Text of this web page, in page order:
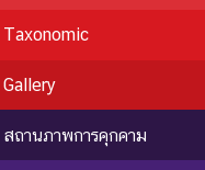
EX : Extinct
EW :
สูญพั
Taxonomic
Gallery
สถานภาพการคุกคาม